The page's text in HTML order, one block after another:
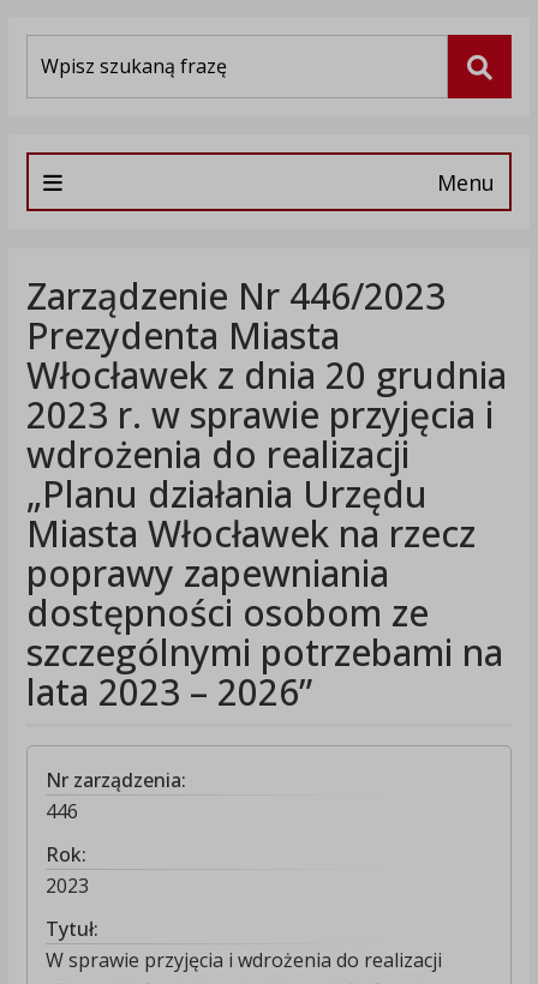
Menu
Zarządzenie Nr 446/2023
Prezydenta Miasta
Włocławek z dnia 20 grudnia
2023 r. w sprawie przyjęcia i
wdrożenia do realizacji
„Planu działania Urzędu
Miasta Włocławek na rzecz
poprawy zapewniania
dostępności osobom ze
szczególnymi potrzebami na
lata 2023 – 2026”
Nr zarządzenia:
446
Rok:
2023
Tytuł:
W sprawie przyjęcia i wdrożenia do realizacji